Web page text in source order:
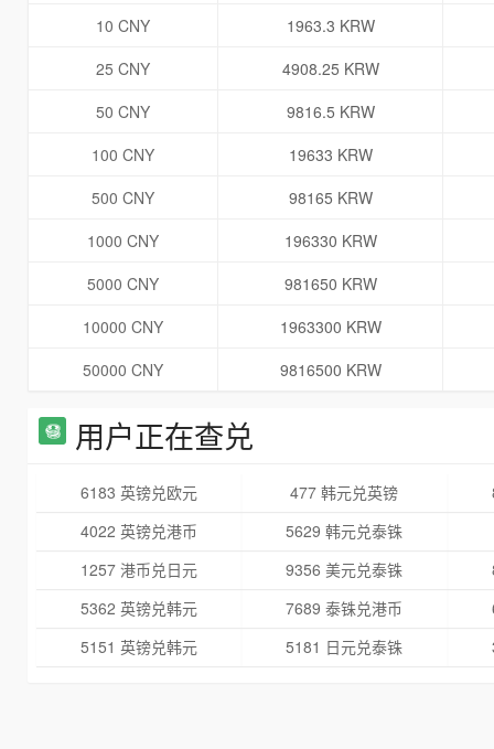
10 CNY
1963.3 KRW
25 CNY
4908.25 KRW
50 CNY
9816.5 KRW
100 CNY
19633 KRW
500 CNY
98165 KRW
1000 CNY
196330 KRW
5000 CNY
981650 KRW
10000 CNY
1963300 KRW
50000 CNY
9816500 KRW
用户正在查兑
6183 英镑兑欧元 477 韩元兑英镑
4022 英镑兑港币
5629 韩元兑泰铢
1257 港币兑日元
9356 美元兑泰铢
5362 英镑兑韩元
7689 泰铢兑港币
5151 英镑兑韩元
5181 日元兑泰铢